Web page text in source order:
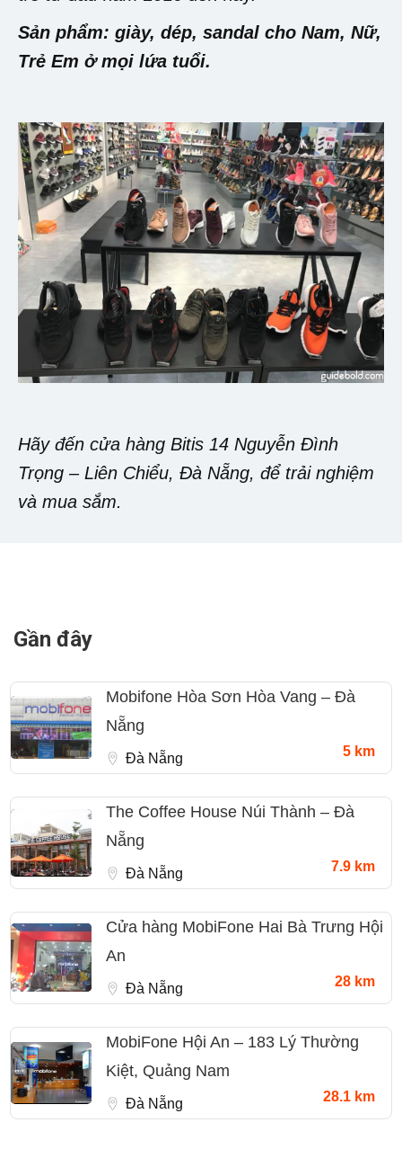
Sản phẩm: giày, dép, sandal cho Nam, Nữ,
Trẻ Em ở mọi lứa tuổi.
Hãy đến cửa hàng Bitis 14 Nguyễn Đình
Trọng – Liên Chiểu, Đà Nẵng, để trải nghiệm
và mua sắm.
Gần đây
Mobifone Hòa Sơn Hòa Vang – Đà
Nẵng
Đà Nẵng 5 km
The Coffee House Núi Thành – Đà
Nẵng
Đà Nẵng 7.9 km
Cửa hàng MobiFone Hai Bà Trưng Hội
An
Đà Nẵng 28 km
MobiFone Hội An – 183 Lý Thường
Kiệt, Quảng Nam
Đà Nẵng 28.1 km